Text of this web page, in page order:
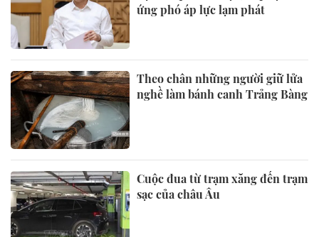
ứng phó áp lực lạm phát
Theo chân những người giữ lửa
nghề làm bánh canh Trảng Bàng
Cuộc đua từ trạm xăng đến trạm
sạc của châu Âu